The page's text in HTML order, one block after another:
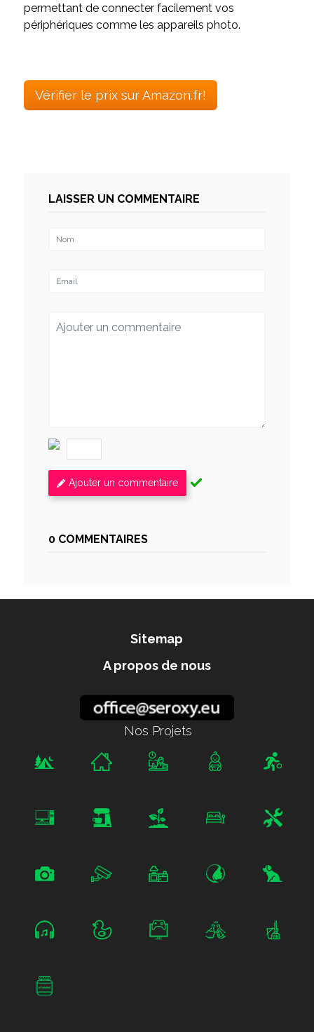
permettant de connecter facilement vos
périphériques comme les appareils photo.
Vérifier le prix sur Amazon.fr!
LAISSER UN COMMENTAIRE
Ajouter un commentaire
0 COMMENTAIRES
Sitemap
A propos de nous
Nos Projets